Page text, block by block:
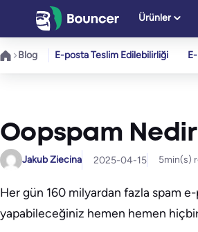
Ürünler
Blog E-posta Teslim Edilebilirliği
Oopspam Nedir
Jakub Ziecina 2025-04-15 5min(s)
Her gün 160 milyardan fazla spam
yapabileceğiniz hemen hemen